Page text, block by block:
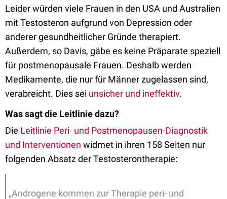
Leider würden viele Frauen in den USA und Australien
mit Testosteron aufgrund von Depression oder
anderer gesundheitlicher Gründe therapiert.
Außerdem, so Davis, gäbe es keine Präparate speziell
für postmenopausale Frauen. Deshalb werden
Medikamente, die nur für Männer zugelassen sind,
verabreicht. Dies sei unsicher und ineffektiv.
Was sagt die Leitlinie dazu?
Die Leitlinie Peri- und Postmenopausen-Diagnostik
und Interventionen widmet in ihren 158 Seiten nur
folgenden Absatz der Testosterontherapie:
„Androgene kommen zur Therapie peri- und